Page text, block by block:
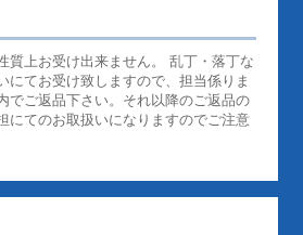
質上お受け出来ません。 乱丁・落丁な
にてお受け致しますので、担当係りま
でご返品下さい。それ以降のご返品の
にてのお取扱いになりますのでご注意